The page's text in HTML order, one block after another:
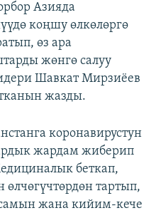
Азияда
коңшу өлкөлөргө
өз ара
жөнгө салуу
Шавкат Мирзиёев
жазды.
коронавирустун
жардам жиберип
беткап,
тартып,
жана кийим-кече